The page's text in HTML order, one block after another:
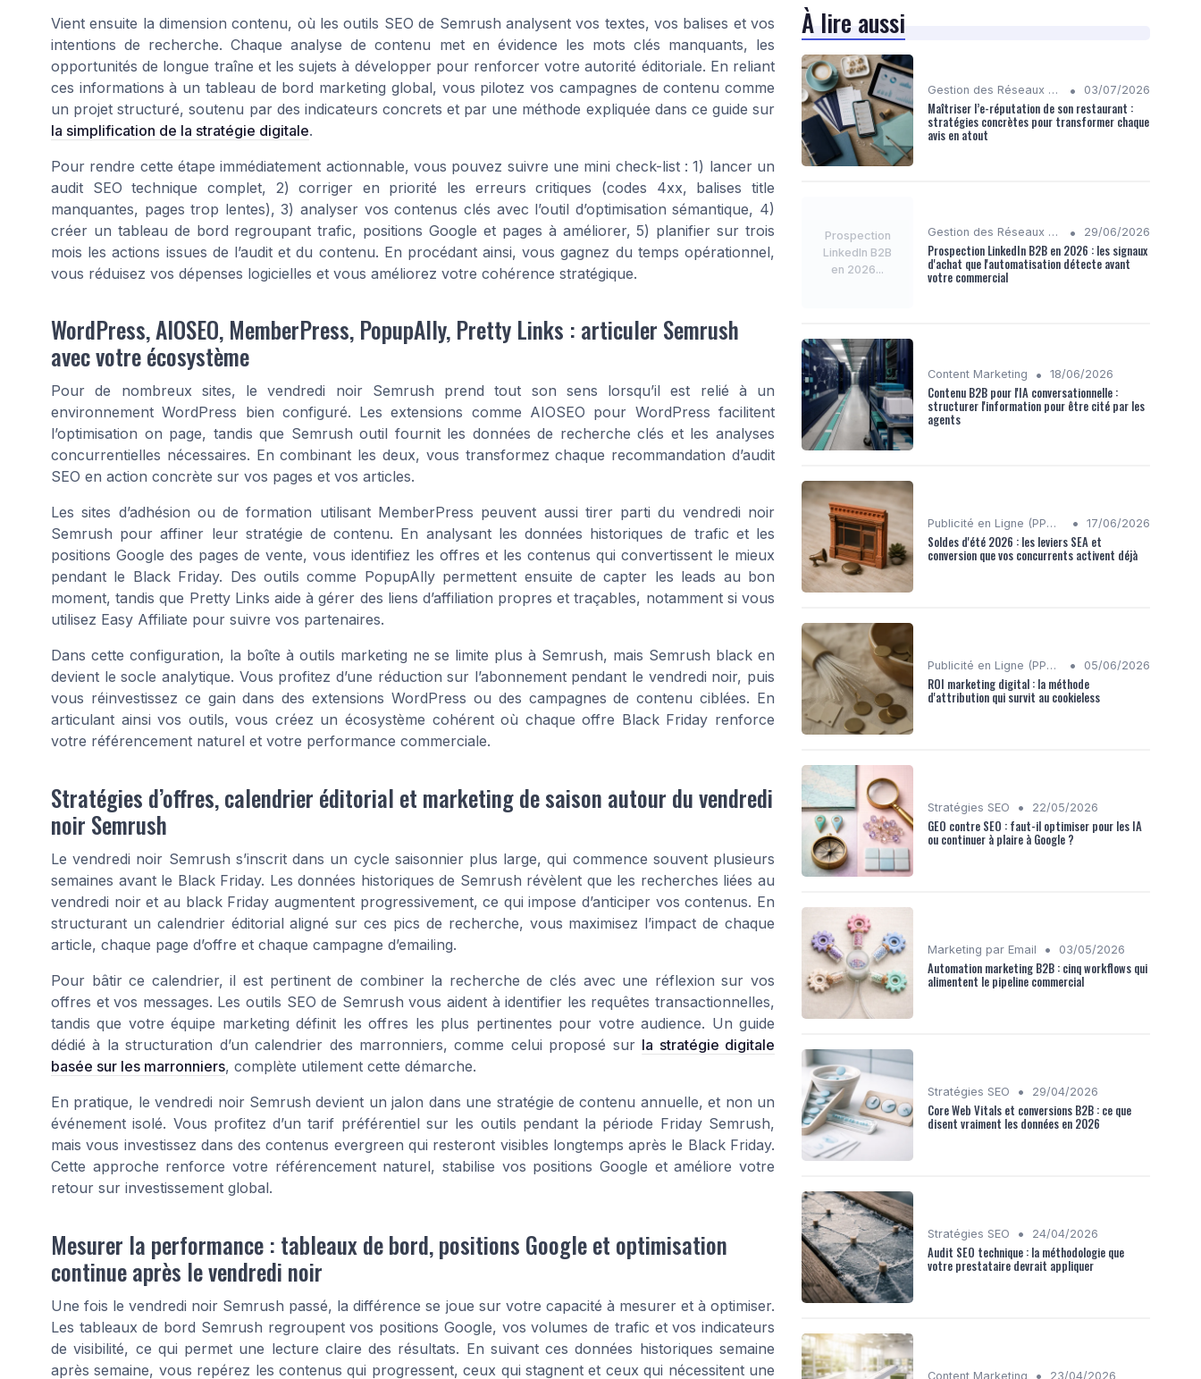
Vient ensuite la dimension contenu, où les outils SEO de Semrush analysent vos textes, vos balises et vos
intentions de recherche. Chaque analyse de contenu met en évidence les mots clés manquants, les
opportunités de longue traîne et les sujets à développer pour renforcer votre autorité éditoriale. En reliant
ces informations à un tableau de bord marketing global, vous pilotez vos campagnes de contenu comme
un projet structuré, soutenu par des indicateurs concrets et par une méthode expliquée dans ce guide sur
la simplification de la stratégie digitale.
Pour rendre cette étape immédiatement actionnable, vous pouvez suivre une mini check-list : 1) lancer un
audit SEO technique complet, 2) corriger en priorité les erreurs critiques (codes 4xx, balises title
manquantes, pages trop lentes), 3) analyser vos contenus clés avec l’outil d’optimisation sémantique, 4)
créer un tableau de bord regroupant trafic, positions Google et pages à améliorer, 5) planifier sur trois
mois les actions issues de l’audit et du contenu. En procédant ainsi, vous gagnez du temps opérationnel,
vous réduisez vos dépenses logicielles et vous améliorez votre cohérence stratégique.
WordPress, AIOSEO, MemberPress, PopupAlly, Pretty Links : articuler Semrush
avec votre écosystème
Pour de nombreux sites, le vendredi noir Semrush prend tout son sens lorsqu’il est relié à un
environnement WordPress bien configuré. Les extensions comme AIOSEO pour WordPress facilitent
l’optimisation on page, tandis que Semrush outil fournit les données de recherche clés et les analyses
concurrentielles nécessaires. En combinant les deux, vous transformez chaque recommandation d’audit
SEO en action concrète sur vos pages et vos articles.
Les sites d’adhésion ou de formation utilisant MemberPress peuvent aussi tirer parti du vendredi noir
Semrush pour affiner leur stratégie de contenu. En analysant les données historiques de trafic et les
positions Google des pages de vente, vous identifiez les offres et les contenus qui convertissent le mieux
pendant le Black Friday. Des outils comme PopupAlly permettent ensuite de capter les leads au bon
moment, tandis que Pretty Links aide à gérer des liens d’affiliation propres et traçables, notamment si vous
utilisez Easy Affiliate pour suivre vos partenaires.
Dans cette configuration, la boîte à outils marketing ne se limite plus à Semrush, mais Semrush black en
devient le socle analytique. Vous profitez d’une réduction sur l’abonnement pendant le vendredi noir, puis
vous réinvestissez ce gain dans des extensions WordPress ou des campagnes de contenu ciblées. En
articulant ainsi vos outils, vous créez un écosystème cohérent où chaque offre Black Friday renforce
votre référencement naturel et votre performance commerciale.
Stratégies d’offres, calendrier éditorial et marketing de saison autour du vendredi
noir Semrush
Le vendredi noir Semrush s’inscrit dans un cycle saisonnier plus large, qui commence souvent plusieurs
semaines avant le Black Friday. Les données historiques de Semrush révèlent que les recherches liées au
vendredi noir et au black Friday augmentent progressivement, ce qui impose d’anticiper vos contenus. En
structurant un calendrier éditorial aligné sur ces pics de recherche, vous maximisez l’impact de chaque
article, chaque page d’offre et chaque campagne d’emailing.
Pour bâtir ce calendrier, il est pertinent de combiner la recherche de clés avec une réflexion sur vos
offres et vos messages. Les outils SEO de Semrush vous aident à identifier les requêtes transactionnelles,
tandis que votre équipe marketing définit les offres les plus pertinentes pour votre audience. Un guide
dédié à la structuration d’un calendrier des marronniers, comme celui proposé sur la stratégie digitale
basée sur les marronniers, complète utilement cette démarche.
En pratique, le vendredi noir Semrush devient un jalon dans une stratégie de contenu annuelle, et non un
événement isolé. Vous profitez d’un tarif préférentiel sur les outils pendant la période Friday Semrush,
mais vous investissez dans des contenus evergreen qui resteront visibles longtemps après le Black Friday.
Cette approche renforce votre référencement naturel, stabilise vos positions Google et améliore votre
retour sur investissement global.
Mesurer la performance : tableaux de bord, positions Google et optimisation
continue après le vendredi noir
Une fois le vendredi noir Semrush passé, la différence se joue sur votre capacité à mesurer et à optimiser.
Les tableaux de bord Semrush regroupent vos positions Google, vos volumes de trafic et vos indicateurs
de visibilité, ce qui permet une lecture claire des résultats. En suivant ces données historiques semaine
après semaine, vous repérez les contenus qui progressent, ceux qui stagnent et ceux qui nécessitent une
À lire aussi
Gestion des Réseaux Sociaux • 03/07/2026
Maîtriser l’e-réputation de son restaurant :
stratégies concrètes pour transformer chaque
avis en atout
Prospection
LinkedIn B2B
en 2026...
Gestion des Réseaux Sociaux • 29/06/2026
Prospection LinkedIn B2B en 2026 : les signaux
d'achat que l'automatisation détecte avant
votre commercial
Content Marketing • 18/06/2026
Contenu B2B pour l'IA conversationnelle :
structurer l'information pour être cité par les
agents
Publicité en Ligne (PPC, Display) • 17/06/2026
Soldes d'été 2026 : les leviers SEA et
conversion que vos concurrents activent déjà
Publicité en Ligne (PPC, Display) • 05/06/2026
ROI marketing digital : la méthode
d'attribution qui survit au cookieless
Stratégies SEO • 22/05/2026
GEO contre SEO : faut-il optimiser pour les IA
ou continuer à plaire à Google ?
Marketing par Email • 03/05/2026
Automation marketing B2B : cinq workflows qui
alimentent le pipeline commercial
Stratégies SEO • 29/04/2026
Core Web Vitals et conversions B2B : ce que
disent vraiment les données en 2026
Stratégies SEO • 24/04/2026
Audit SEO technique : la méthodologie que
votre prestataire devrait appliquer
Content Marketing 23/04/2026